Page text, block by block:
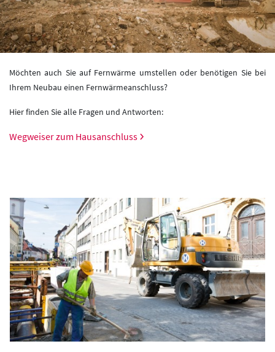
Möchten auch Sie auf Fernwärme umstellen oder benötigen Sie bei
Ihrem Neubau einen Fernwärmeanschluss?
Hier finden Sie alle Fragen und Antworten:
Wegweiser zum Hausanschluss